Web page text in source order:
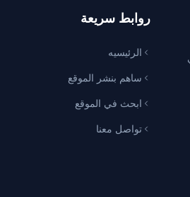
روابط سريعة
الرئيسيه
ساهم بنشر الموقع
ابحث في الموقع
تواصل معنا